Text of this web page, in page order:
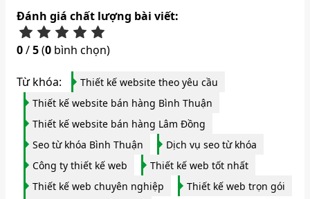
Đánh giá chất lượng bài viết:
0/5(0 bình chọn)
Từ khóa:
Thiết kế website theo yêu cầu
Thiết kế website bán hàng Bình Thuận
Thiết kế website bán hàng Lâm Đồng
Seo từ khóa Bình Thuận
Dịch vụ seo từ khóa
Công ty thiết kế web
Thiết kế web tốt nhất
Thiết kế web chuyên nghiệp
Thiết kế web trọn gói